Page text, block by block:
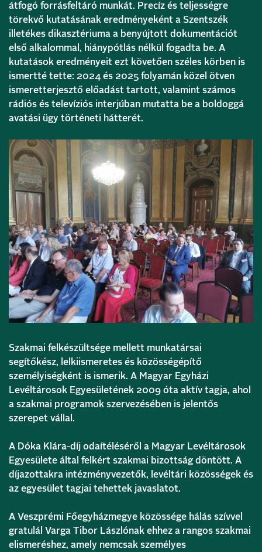
átfogó forrásfeltáró munkát. Precíz és teljességre
törekvő kutatásának eredményeként a Szentszék
illetékes dikasztériuma a benyújtott dokumentációt
első alkalommal, hiánypótlás nélkül fogadta be. A
kutatások eredményeit ezt követően széles körben is
ismertté tette: 2024 és 2025 folyamán közel ötven
ismeretterjesztő előadást tartott, valamint számos
rádiós és televíziós interjúban mutatta be a boldoggá
avatási ügy történeti hátterét.
Szakmai felkészültsége mellett munkatársai
segítőkész, lelkiismeretes és közösségépítő
személyiségként is ismerik. A Magyar Egyházi
Levéltárosok Egyesületének 2009 óta aktív tagja, ahol
a szakmai programok szervezésében is jelentős
szerepet vállal.
A Dóka Klára-díj odaítéléséről a Magyar Levéltárosok
Egyesülete által felkért szakmai bizottság döntött. A
díjazottakra intézményvezetők, levéltári közösségek és
az egyesület tagjai tehettek javaslatot.
A Veszprémi Főegyházmegye közössége hálás szívvel
gratulál Varga Tibor Lászlónak ehhez a rangos szakmai
elismeréshez, amely nemcsak személyes